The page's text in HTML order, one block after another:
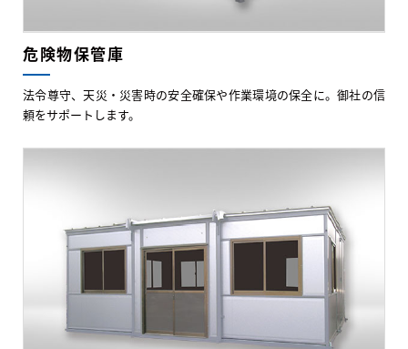
危険物保管庫
法令尊守、天災・災害時の安全確保や作業環境の保全に。御社の信
頼をサポートします。